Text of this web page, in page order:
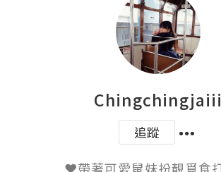
Chingchingjaiii
追蹤